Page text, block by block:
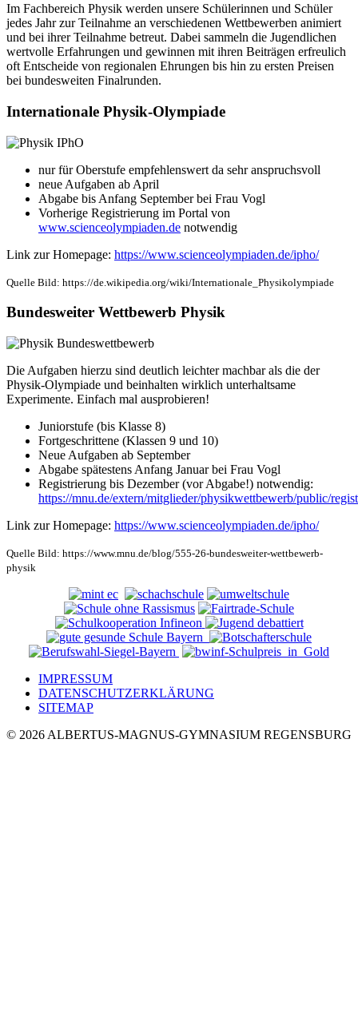
Im Fachbereich Physik werden unsere Schülerinnen und Schüler
jedes Jahr zur Teilnahme an verschiedenen Wettbewerben animiert
und bei ihrer Teilnahme betreut. Dabei sammeln die Jugendlichen
wertvolle Erfahrungen und gewinnen mit ihren Beiträgen erfreulich
oft Entscheide von regionalen Ehrungen bis hin zu ersten Preisen
bei bundesweiten Finalrunden.
Internationale Physik-Olympiade
nur für Oberstufe empfehlenswert da sehr anspruchsvoll
neue Aufgaben ab April
Abgabe bis Anfang September bei Frau Vogl
Vorherige Registrierung im Portal von
www.scienceolympiaden.de notwendig
Link zur Homepage: https://www.scienceolympiaden.de/ipho/
Quelle Bild: https://de.wikipedia.org/wiki/Internationale_Physikolympiade
Bundesweiter Wettbewerb Physik
Die Aufgaben hierzu sind deutlich leichter machbar als die der
Physik-Olympiade und beinhalten wirklich unterhaltsame
Experimente. Einfach mal ausprobieren!
Juniorstufe (bis Klasse 8)
Fortgeschrittene (Klassen 9 und 10)
Neue Aufgaben ab September
Abgabe spätestens Anfang Januar bei Frau Vogl
Registrierung bis Dezember (vor Abgabe!) notwendig:
https://mnu.de/extern/mitglieder/physikwettbewerb/public/
Link zur Homepage: https://www.scienceolympiaden.de/ipho/
Quelle Bild: https://www.mnu.de/blog/555-26-bundesweiter-wettbewerb-
physik
IMPRESSUM
DATENSCHUTZERKLÄRUNG
SITEMAP
© 2026 ALBERTUS-MAGNUS-GYMNASIUM REGENSBURG